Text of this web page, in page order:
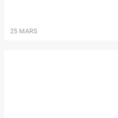
25 MARS